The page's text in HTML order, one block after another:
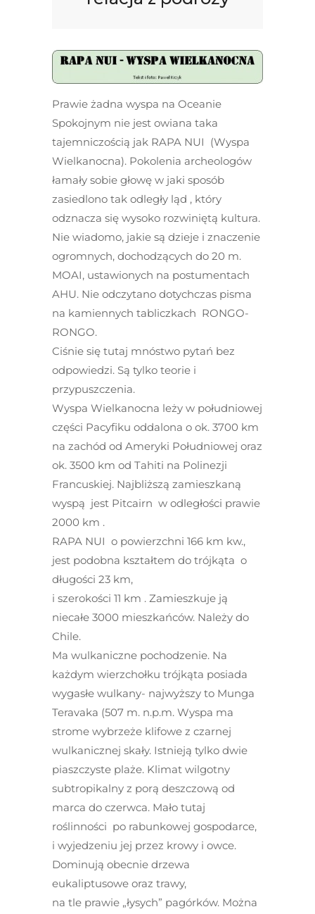
Prawie żadna wyspa na Oceanie
Spokojnym nie jest owiana taka
tajemniczością jak RAPA NUI (Wyspa
Wielkanocna). Pokolenia archeologów
łamały sobie głowę w jaki sposób
zasiedlono tak odległy ląd , który
odznacza się wysoko rozwiniętą kultura.
Nie wiadomo, jakie są dzieje i znaczenie
ogromnych, dochodzących do 20 m.
MOAI, ustawionych na postumentach
AHU. Nie odczytano dotychczas pisma
na kamiennych tabliczkach RONGO-
RONGO.
Ciśnie się tutaj mnóstwo pytań bez
odpowiedzi. Są tylko teorie i
przypuszczenia.
Wyspa Wielkanocna leży w południowej
części Pacyfiku oddalona o ok. 3700 km
na zachód od Ameryki Południowej oraz
ok. 3500 km od Tahiti na Polinezji
Francuskiej. Najbliższą zamieszkaną
wyspą jest Pitcairn w odległości prawie
2000 km .
RAPA NUI o powierzchni 166 km kw.,
jest podobna kształtem do trójkąta o
długości 23 km,
i szerokości 11 km . Zamieszkuje ją
niecałe 3000 mieszkańców. Należy do
Chile.
Ma wulkaniczne pochodzenie. Na
każdym wierzchołku trójkąta posiada
wygasłe wulkany- najwyższy to Munga
Teravaka (507 m. n.p.m. Wyspa ma
strome wybrzeże klifowe z czarnej
wulkanicznej skały. Istnieją tylko dwie
piaszczyste plaże. Klimat wilgotny
subtropikalny z porą deszczową od
marca do czerwca. Mało tutaj
roślinności po rabunkowej gospodarce,
i wyjedzeniu jej przez krowy i owce.
Dominują obecnie drzewa
eukaliptusowe oraz trawy,
na tle prawie „łysych” pagórków. Można